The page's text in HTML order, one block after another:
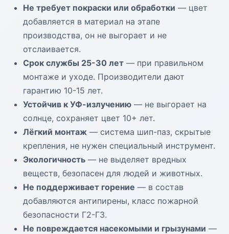
Не требует покраски или обработки — цвет
добавляется в материал на этапе
производства, он не выгорает и не
отслаивается.
Срок службы 25-30 лет — при правильном
монтаже и уходе. Производители дают
гарантию 10-15 лет.
Устойчив к УФ-излучению — не выгорает на
солнце, сохраняет цвет 10+ лет.
Лёгкий монтаж — система шип-паз, скрытые
крепления, не нужен специальный инструмент.
Экологичность — не выделяет вредных
веществ, безопасен для людей и животных.
Не поддерживает горение — в состав
добавляются антипирены, класс пожарной
безопасности Г2-Г3.
Не повреждается насекомыми и грызунами —